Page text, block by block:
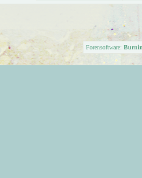
Forensoftware: